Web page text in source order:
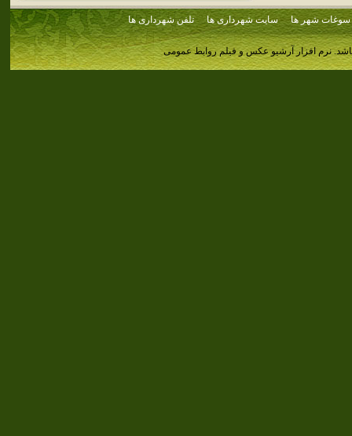
سوغات شهر ها سایت شهرداری ها تلفن شهرداری ها
نرم افزار آرشیو عکس و فیلم روابط عمومی